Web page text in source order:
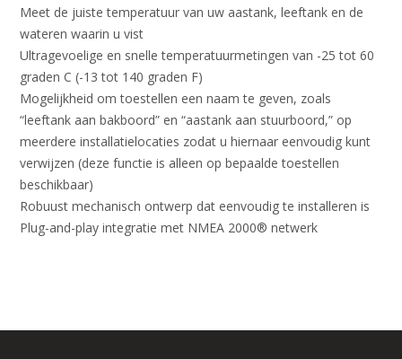
Meet de juiste temperatuur van uw aastank, leeftank en de
wateren waarin u vist
Ultragevoelige en snelle temperatuurmetingen van -25 tot 60
graden C (-13 tot 140 graden F)
Mogelijkheid om toestellen een naam te geven, zoals
“leeftank aan bakboord” en “aastank aan stuurboord,” op
meerdere installatielocaties zodat u hiernaar eenvoudig kunt
verwijzen (deze functie is alleen op bepaalde toestellen
beschikbaar)
Robuust mechanisch ontwerp dat eenvoudig te installeren is
Plug-and-play integratie met NMEA 2000® netwerk